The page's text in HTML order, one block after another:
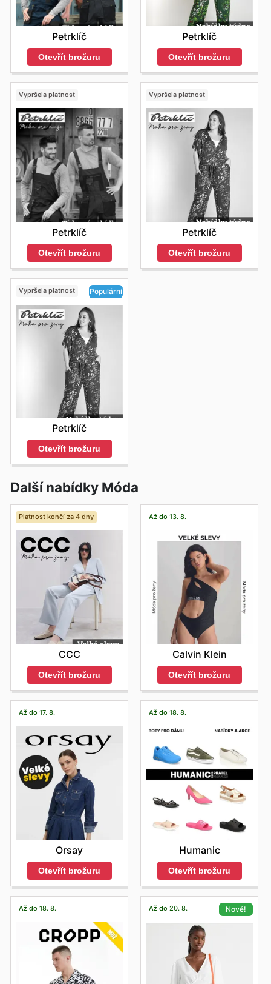
Petrklíč
Otevřít brožuru
Petrklíč
Otevřít brožuru
Vypršela platnost
Petrklíč
Otevřít brožuru
Vypršela platnost
Petrklíč
Otevřít brožuru
Vypršela platnost Populární
Petrklíč
Otevřít brožuru
Další nabídky Móda
Platnost končí za 4 dny
CCC
Otevřít brožuru
Až do 13. 8.
Calvin Klein
Otevřít brožuru
Až do 17. 8.
Orsay
Otevřít brožuru
Až do 18. 8.
Humanic
Otevřít brožuru
Až do 18. 8. Až do 20. 8. Nové!